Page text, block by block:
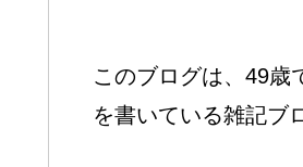
このブログは、49歳
を書いている雑記ブ